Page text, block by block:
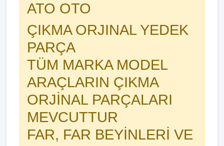
ATO OTO
ÇIKMA ORJINAL YEDEK
PARÇA
TÜM MARKA MODEL
ARAÇLARIN ÇIKMA
ORJİNAL PARÇALARI
MEVCUTTUR
FAR, FAR BEYİNLERİ VE